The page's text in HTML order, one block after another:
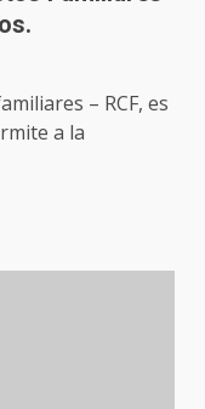
– RCF, es
a la